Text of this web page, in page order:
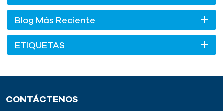
Blog Más Reciente
ETIQUETAS
CONTÁCTENOS